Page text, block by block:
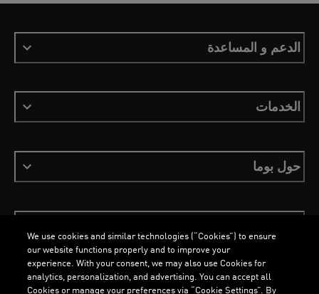
الدعم و المساعدة
الخدمات
حول بوما
We use cookies and similar technologies (“Cookies”) to ensure
our website functions properly and to improve your
experience. With your consent, we may also use Cookies for
analytics, personalization, and advertising. You can accept all
Cookies or manage your preferences via “Cookie Settings”. By